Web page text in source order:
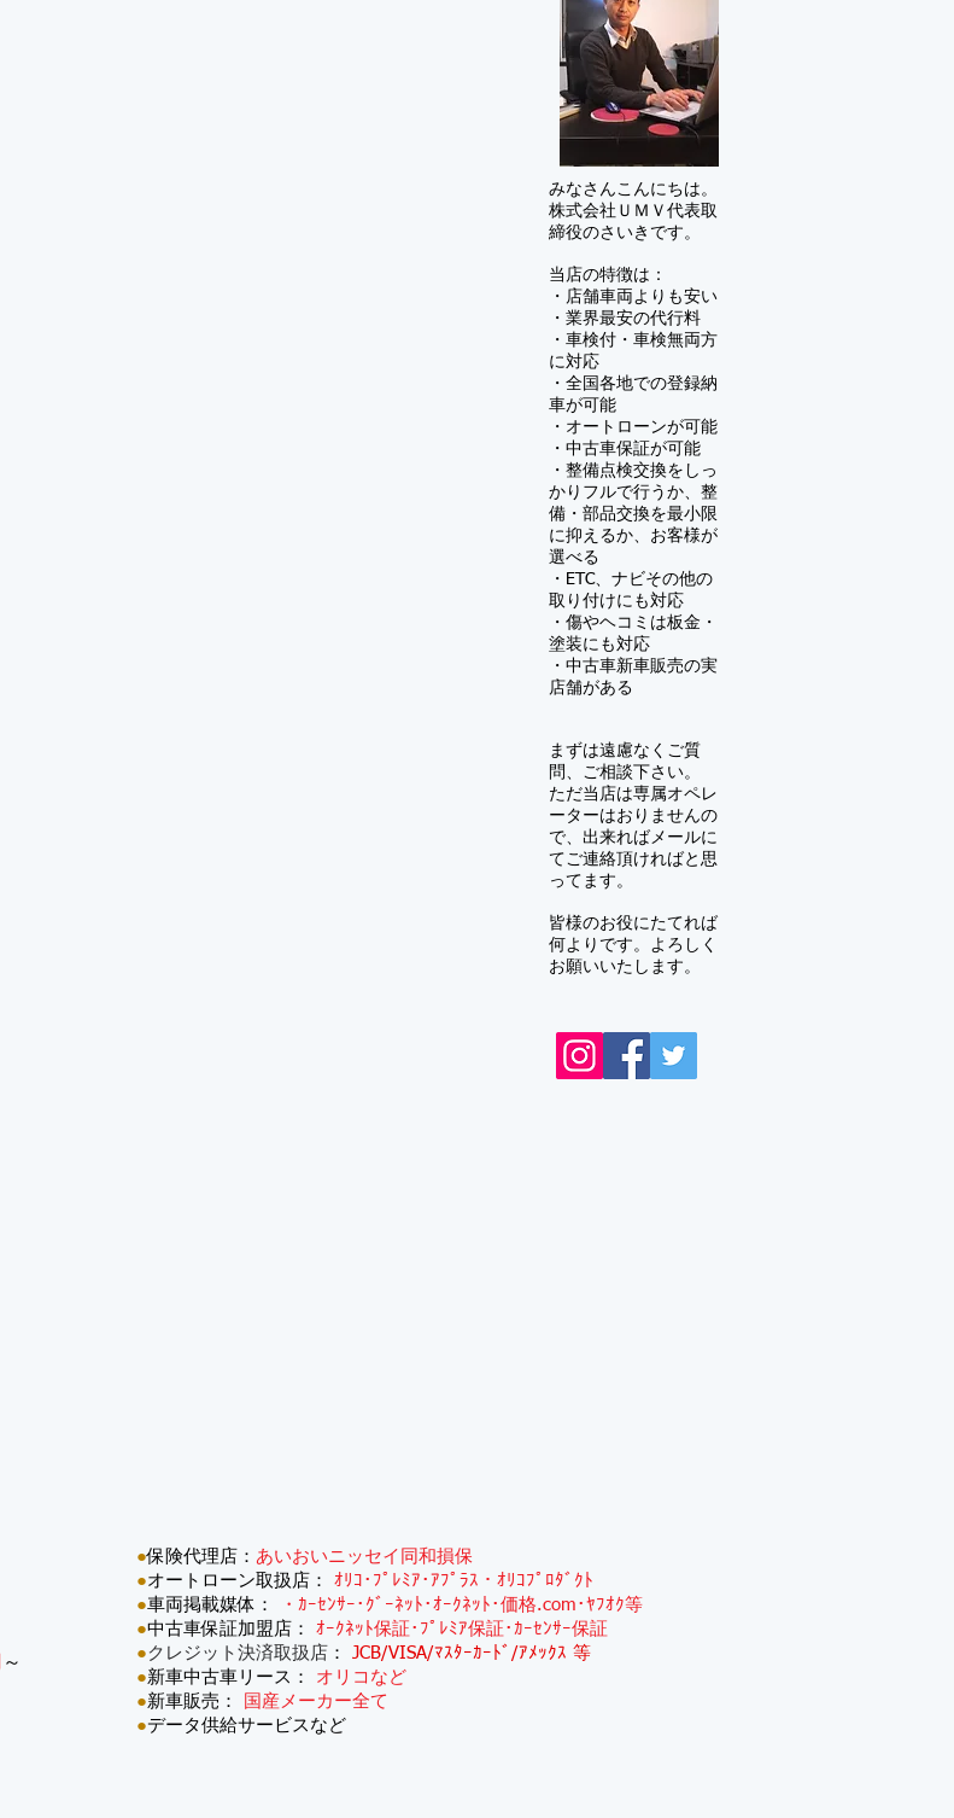
みなさんこんにちは。
株式会社ＵＭＶ 代表取
締役のさいきです。
当店の特徴は：
・店舗車両よりも安い
・業界最安の代行料
・車検付・車検無両方
に対応
・全国各地での登録納
車が可能
・オートローンが可能
・中古車保証が可能
​・ 整備点検交換をしっ
かりフルで行うか、整
備・部品交換を最小限
に抑えるか、お客様が
選べる
・ETC、ナビその他の
取り付けにも対応
・傷やヘコミは板金・
塗装にも対応
​・中古車新車販売の実
店舗がある
まずは遠慮なくご質
問、ご相談下さい。
ただ当店は専属オペレ
ーターはおりませんの
で、出来ればメールに
てご連絡頂ければと思
ってます。
皆様のお役にたてれば
何よりです。よろしく
お願いいたします。
～
●保険代理店： あいおいニッセイ同和損保
●オートローン取扱店： ｵﾘｺ･ﾌﾟﾚﾐｱ･ｱﾌﾟﾗｽ・ｵﾘｺﾌﾟﾛﾀﾞｸﾄ
●車両掲載媒体：
・ｶｰｾﾝｻｰ･ｸﾞｰﾈｯﾄ･ｵｰｸﾈｯﾄ･価格.com･ﾔﾌｵｸ等
●中古車保証加盟店： ｵｰｸﾈｯﾄ保証･ﾌﾟﾚﾐｱ保証･ｶｰｾﾝｻｰ保証
● クレジット決済取扱店 ： JCB/VISA/ﾏｽﾀｰｶｰﾄﾞ/ｱﾒｯｸｽ 等
●新車中古車リース：
オリコなど
●新車販売：
国産メーカー全て
●データ供給サービスなど